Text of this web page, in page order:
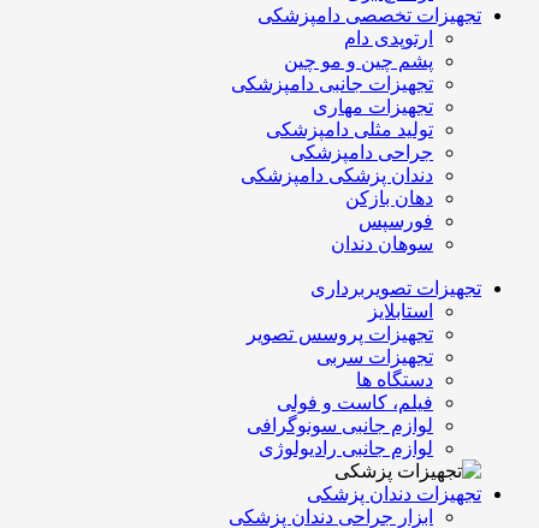
تجهیزات تخصصی دامپزشکی
ارتوپدی دام
پشم چین و مو چین
تجهیزات جانبی دامپزشکی
تجهیزات مهاری
تولید مثلی دامپزشکی
جراحی دامپزشکی
دندان پزشکی دامپزشکی
دهان بازکن
فورسپس
سوهان دندان
تجهیزات تصویربرداری
استابلایز
تجهیزات پروسس تصویر
تجهیزات سربی
دستگاه ها
فیلم، کاست و فولی
لوازم جانبی سونوگرافی
لوازم جانبی رادیولوژی
تجهیزات دندان پزشکی
ابزار جراحی دندان پزشکی